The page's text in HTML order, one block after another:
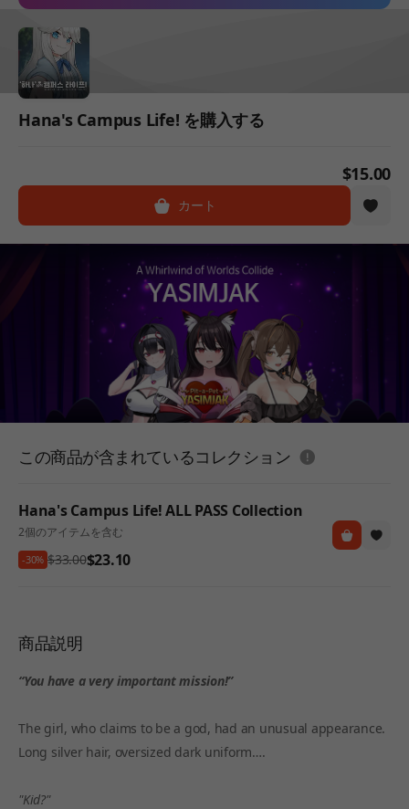
Hana's Campus Life! を購入する
$15.00
カート
この商品が含まれているコレクション 도움말
Hana's Campus Life! ALL PASS Collection
2個のアイテムを含む
-30% $33.00$23.10
商品説明
“You have a very important mission!”
The girl, who claims to be a god, had an unusual appearance.
Long silver hair, oversized dark uniform….
"Kid?"